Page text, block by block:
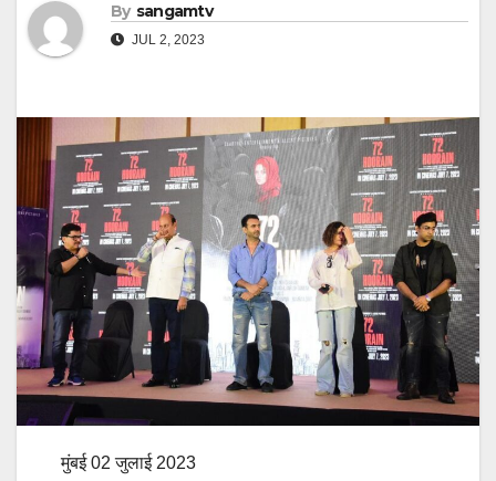
By sangamtv
JUL 2, 2023
मुंबई 02 जुलाई 2023